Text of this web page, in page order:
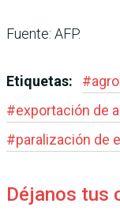
Fuente: AFP.
Etiquetas: #
#exportación de
#paralización de
Déjanos tus